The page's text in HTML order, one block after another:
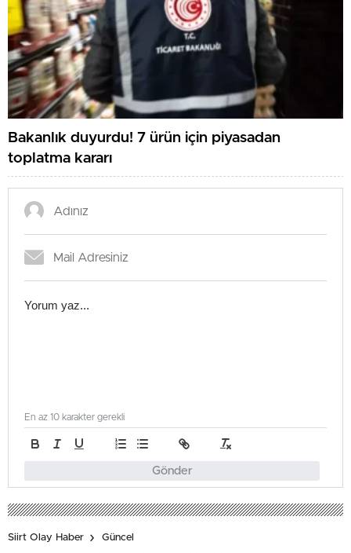
Bakanlık duyurdu! 7 ürün için piyasadan
toplatma kararı
Gönder
En az 10 karakter gerekli
Siirt Olay Haber Güncel